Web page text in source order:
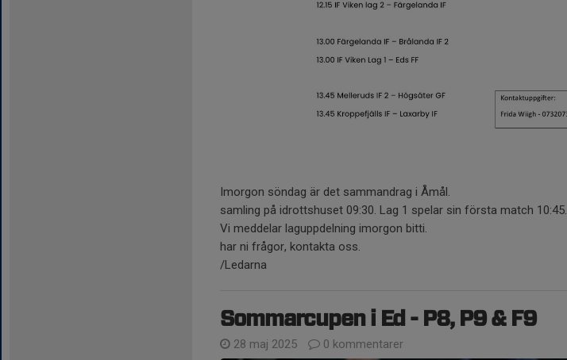
Imorgon söndag är det sammandrag i Åmål.
samling på idrottshuset 09:30. Lag 1 spelar sin första match 10:45.
Vi meddelar laguppdelning imorgon bitti.
har ni frågor, kontakta oss.
/Ledarna
Sommarcupen i Ed - P8, P9 & F9
28 maj 2025 0 kommentarer